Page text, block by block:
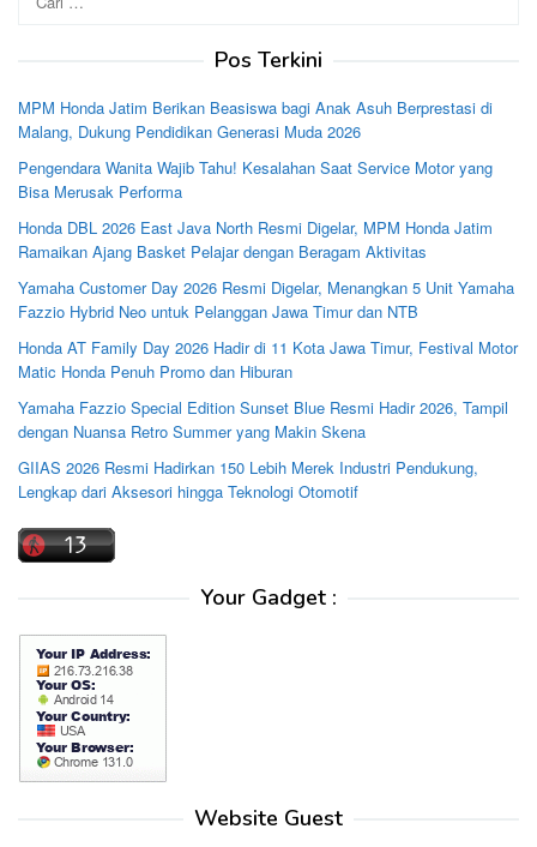
untuk:
Pos Terkini
MPM Honda Jatim Berikan Beasiswa bagi Anak Asuh Berprestasi di
Malang, Dukung Pendidikan Generasi Muda 2026
Pengendara Wanita Wajib Tahu! Kesalahan Saat Service Motor yang
Bisa Merusak Performa
Honda DBL 2026 East Java North Resmi Digelar, MPM Honda Jatim
Ramaikan Ajang Basket Pelajar dengan Beragam Aktivitas
Yamaha Customer Day 2026 Resmi Digelar, Menangkan 5 Unit Yamaha
Fazzio Hybrid Neo untuk Pelanggan Jawa Timur dan NTB
Honda AT Family Day 2026 Hadir di 11 Kota Jawa Timur, Festival Motor
Matic Honda Penuh Promo dan Hiburan
Yamaha Fazzio Special Edition Sunset Blue Resmi Hadir 2026, Tampil
dengan Nuansa Retro Summer yang Makin Skena
GIIAS 2026 Resmi Hadirkan 150 Lebih Merek Industri Pendukung,
Lengkap dari Aksesori hingga Teknologi Otomotif
Your Gadget :
Website Guest